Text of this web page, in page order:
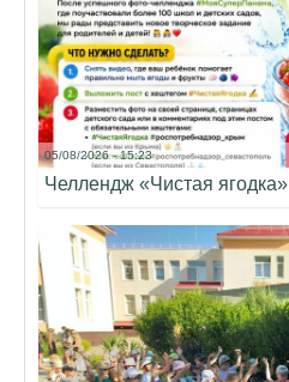
05/08/2026 - 15:23
Челлендж «Чистая ягодка»